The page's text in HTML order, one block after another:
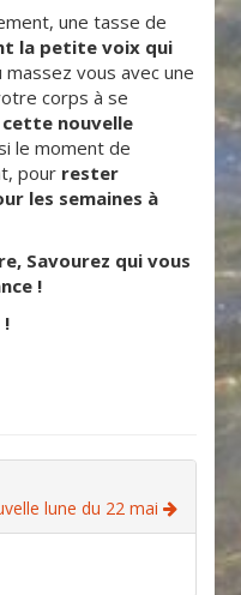
une tasse de
la petite voix qui
massez vous avec une
corps à se
cette nouvelle
le moment de
pour rester
les semaines à
Savourez qui vous
!
!
lune du 22 mai